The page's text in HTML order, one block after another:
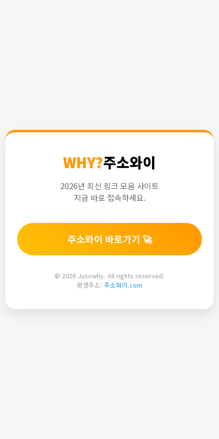
WHY?주소와이
2026년 최신 링크 모음 사이트
지금 바로 접속하세요.
주소와이 바로가기 🚀
© 2026 Jusowhy. All rights reserved.
평생주소: 주소와이.com